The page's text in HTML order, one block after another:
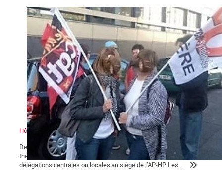
Hôpitaux : Vers le Tous ensemble
Depuis 18 mois, les hôpitaux et, en particulier, l’AP-HP 1 sont le
théâtre de grèves, de rassemblements dans les services, de
délégations centrales ou locales au siège de l’AP-HP. Les...